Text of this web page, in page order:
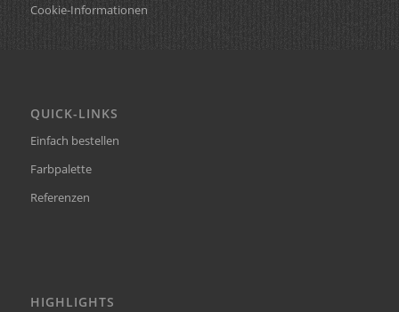
Cookie-Informationen
QUICK-LINKS
Einfach bestellen
Farbpalette
Referenzen
HIGHLIGHTS